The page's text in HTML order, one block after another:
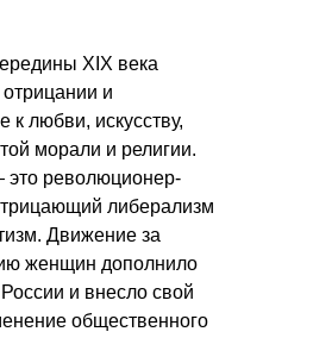
XIX века
и
к любви, искусству,
морали и религии.
это революционер-
либерализм
Движение за
женщин дополнило
и внесло свой
общественного